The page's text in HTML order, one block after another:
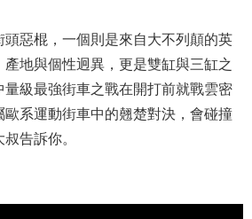
惡棍，一個則是來自大不列顛的英
地與個性迥異，更是雙缸與三缸之
量級最強街車之戰在開打前就戰雲密
系運動街車中的翹楚對決，會碰撞
告訴你。